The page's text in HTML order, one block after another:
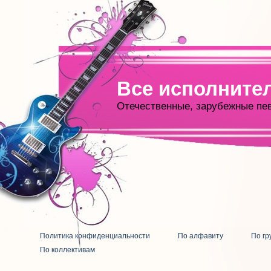
Все
Отечественные, зарубежные
Политика конфиденциальности По алфавиту
По
По коллективам